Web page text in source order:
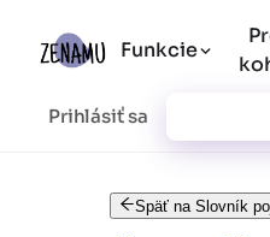
Funkcie
Prihlásiť sa
Späť na Slovník